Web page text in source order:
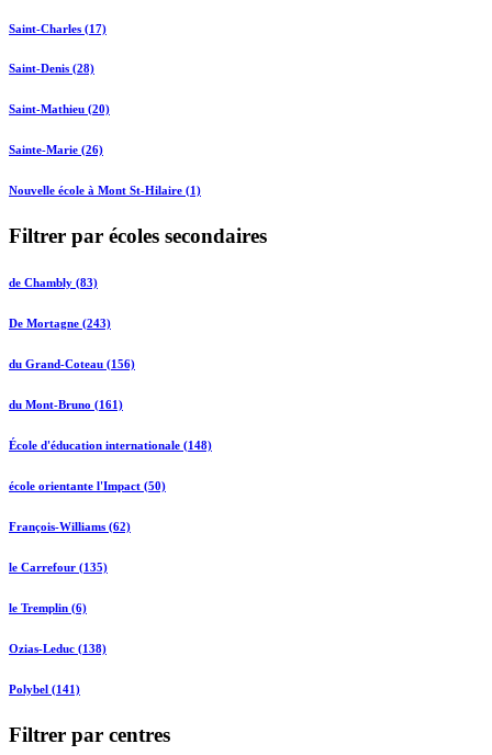
Saint-Charles (17)
Saint-Denis (28)
Saint-Mathieu (20)
Sainte-Marie (26)
Nouvelle école à Mont St-Hilaire (1)
Filtrer par écoles secondaires
de Chambly (83)
De Mortagne (243)
du Grand-Coteau (156)
du Mont-Bruno (161)
École d'éducation internationale (148)
école orientante l'Impact (50)
François-Williams (62)
le Carrefour (135)
le Tremplin (6)
Ozias-Leduc (138)
Polybel (141)
Filtrer par centres